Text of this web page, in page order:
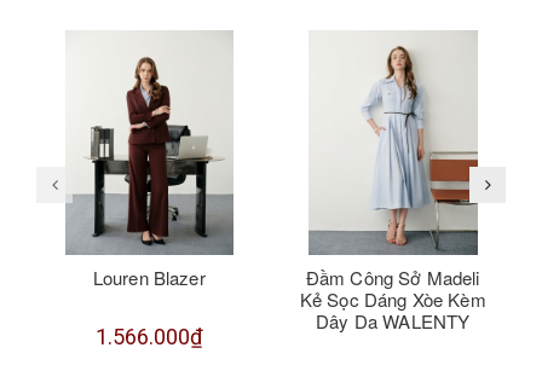
Louren Blazer
1.566.000₫
Đầm Công Sở Madeli
Kẻ Sọc Dáng Xòe Kèm
Dây Da WALENTY